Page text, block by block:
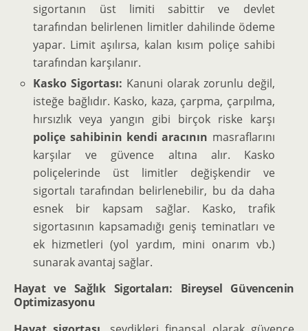
sigortanın üst limiti sabittir ve devlet
tarafından belirlenen limitler dahilinde ödeme
yapar. Limit aşılırsa, kalan kısım poliçe sahibi
tarafından karşılanır.
Kasko Sigortası: Kanuni olarak zorunlu değil,
isteğe bağlıdır. Kasko, kaza, çarpma, çarpılma,
hırsızlık veya yangın gibi birçok riske karşı
poliçe sahibinin kendi aracının masraflarını
karşılar ve güvence altına alır. Kasko
poliçelerinde üst limitler değişkendir ve
sigortalı tarafından belirlenebilir, bu da daha
esnek bir kapsam sağlar. Kasko, trafik
sigortasının kapsamadığı geniş teminatları ve
ek hizmetleri (yol yardım, mini onarım vb.)
sunarak avantaj sağlar.
Hayat ve Sağlık Sigortaları: Bireysel Güvencenin
Optimizasyonu